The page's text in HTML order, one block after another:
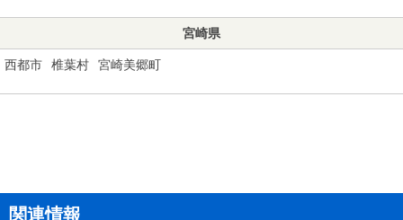
宮崎県
西都市 椎葉村 宮崎美郷町
関連情報